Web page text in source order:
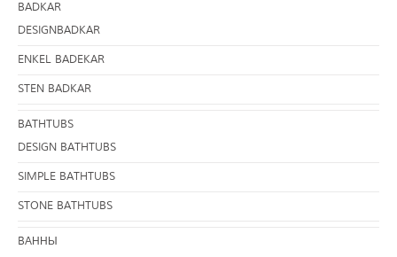
BADKAR
DESIGNBADKAR
ENKEL BADEKAR
STEN BADKAR
BATHTUBS
DESIGN BATHTUBS
SIMPLE BATHTUBS
STONE BATHTUBS
BАННЫ